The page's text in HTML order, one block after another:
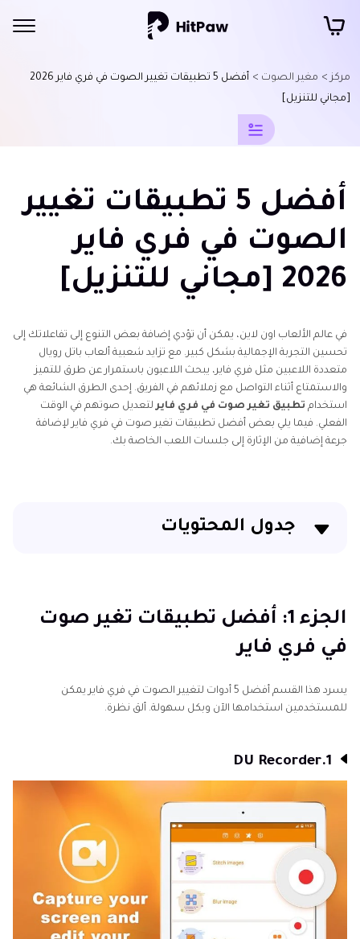
مركز > مغير الصوت >
أفضل 5 تطبيقات تغيير الصوت في فري فاير 2026
[مجاني للتنزيل]
تغيير
الصوت
تغيير
الصوت
للألعاب
تغيير
الصوت
برنامج
تغير
الصوت
في
ببجي
في
تعديل
الصوت
الصوت
برامج
تغيير
الصوت
تغيير
لاين
تغيير
الصوت
الجسدي
أفضل 5 تطبيقات تغيير
الصوت في فري فاير
2026 [مجاني للتنزيل]
في عالم الألعاب اون لاين، يمكن أن تؤدي إضافة بعض التنوع إلى تفاعلاتك إلى
تحسين التجربة الإجمالية بشكل كبير. مع تزايد شعبية ألعاب باتل رويال
متعددة اللاعبين مثل فري فاير، يبحث اللاعبون باستمرار عن طرق للتميز
والاستمتاع أثناء التواصل مع زملائهم في الفريق. إحدى الطرق الشائعة هي
استخدام تطبيق تغير صوت في فري فايرلتعديل صوتهم في الوقت
الفعلي. فيما يلي بعض أفضل تطبيقات تغير صوت في فري فاير لإضافة
جرعة إضافية من الإثارة إلى جلسات اللعب الخاصة بك.
جدول المحتويات
الجزء 2: نصيحة إضافية: العب فري فاير على الكمبيوتر
وتغيير صوتك في فري فاير
فاير
الجزء 1: أفضل تطبيقات تغير صوت
في فري فاير
يسرد هذا القسم أفضل 5 أدوات لتغيير الصوت في فري فاير يمكن
للمستخدمين استخدامها الآن وبكل سهولة. ألق نظرة.